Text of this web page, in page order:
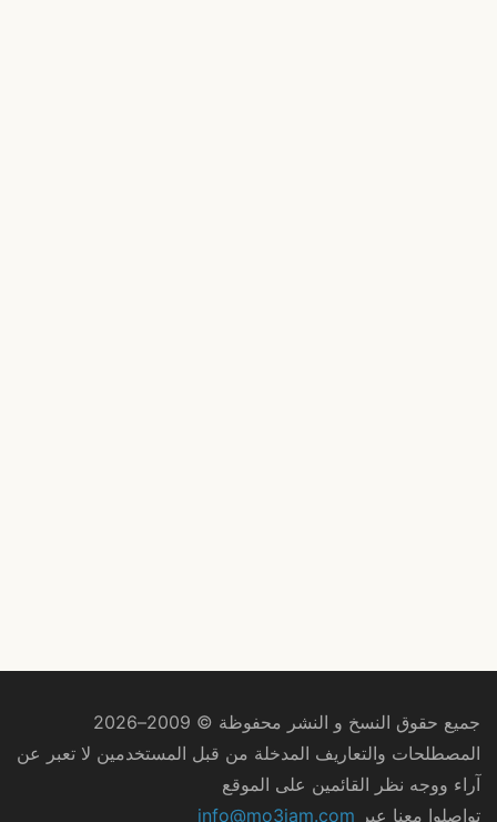
جميع حقوق النسخ و النشر محفوظة © 2009–2026
المصطلحات والتعاريف المدخلة من قبل المستخدمين لا تعبر عن
آراء ووجه نظر القائمين على الموقع
تواصلوا معنا عبر info@mo3jam.com